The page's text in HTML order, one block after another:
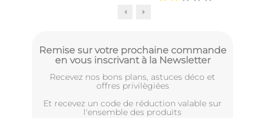
Remise sur votre prochaine commande
en vous inscrivant à la Newsletter
Recevez nos bons plans, astuces déco et
offres privilègiées
Et recevez un code de réduction valable sur
l'ensemble des produits